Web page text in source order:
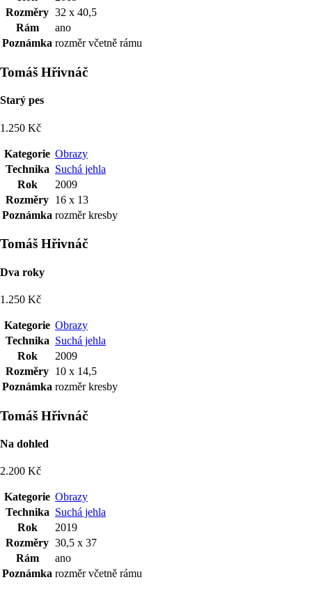
Rozměry 32 x 40,5
Rám
ano
Poznámka rozměr včetně rámu
Tomáš Hřivnáč
Starý pes
1.250 Kč
Kategorie Obrazy
Technika Suchá jehla
Rok
2009
Rozměry 16 x 13
Poznámka rozměr kresby
Tomáš Hřivnáč
Dva roky
1.250 Kč
Kategorie Obrazy
Technika Suchá jehla
Rok
2009
Rozměry 10 x 14,5
Poznámka rozměr kresby
Tomáš Hřivnáč
Na dohled
2.200 Kč
Kategorie Obrazy
Technika Suchá jehla
Rok
2019
Rozměry 30,5 x 37
Rám
ano
Poznámka rozměr včetně rámu